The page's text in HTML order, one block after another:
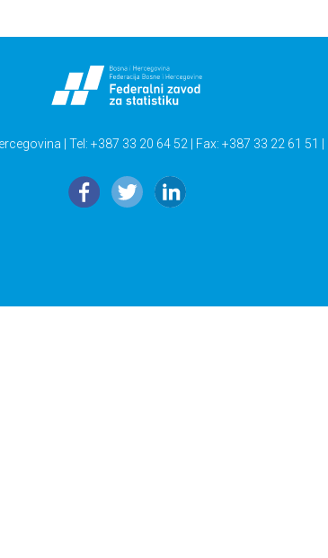
| Tel: +387 33 20 64 52 | Fax: +387 33 22 61 51 |